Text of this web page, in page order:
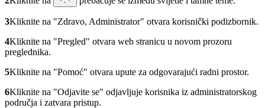
3Kliknite na "Zdravo, Administrator" otvara korisnički podizbornik.
4Kliknite na "Pregled" otvara web stranicu u novom prozoru
preglednika.
5Kliknite na "Pomoć" otvara upute za odgovarajući radni prostor.
6Kliknite na "Odjavite se" odjavljuje korisnika iz administratorskog
područja i zatvara pristup.